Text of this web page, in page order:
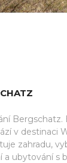
Bergschatz.
v destinaci
zahradu,
a ubytování s